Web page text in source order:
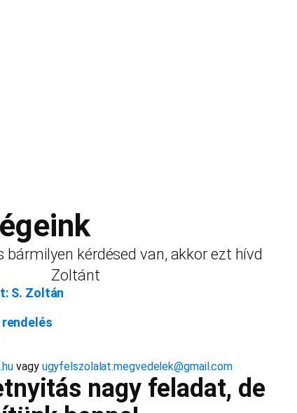
bármilyen kérdésed van, akkor ezt hívd
Zoltánt
S. Zoltán
vagy ugyfelszolalat.megvedelek@gmail.com
nagy feladat, de